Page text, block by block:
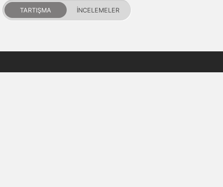
TARTIŞMA İNCELEMELER